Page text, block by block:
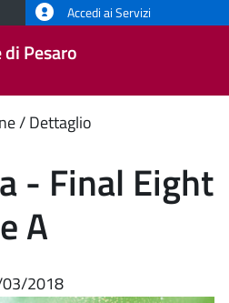
Accedi ai Servizi
Pesaro
Dettaglio
- Final Eight
A
2018